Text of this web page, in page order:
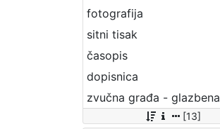
fotografija
sitni tisak
časopis
dopisnica
zvučna građa - glazbena
[13]